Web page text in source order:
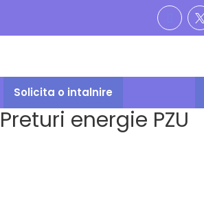
Solicita o intalnire
Preturi energie PZU